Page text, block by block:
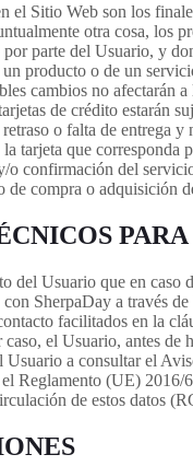
el Sitio Web son los
otra cosa, los
parte del Usuario, y
producto o de un
cambios no afectarán
de crédito estarán
o falta de entrega
tarjeta que corresponda
confirmación del
compra o adquisición
del Usuario que en
SherpaDay a través
facilitados en la
el Usuario, antes de
Usuario a consultar el
Reglamento (UE) 2016/
de estos datos